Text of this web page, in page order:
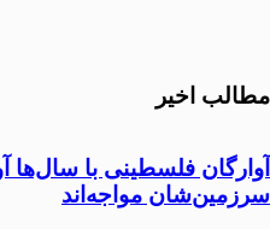
مطالب اخیر
آوارگان فلسطینی با
سرزمين‌شان مواجه‌اند